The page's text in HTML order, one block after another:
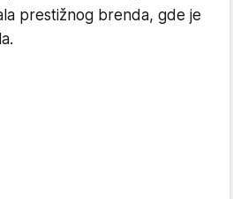
prestižnog brenda, gde je